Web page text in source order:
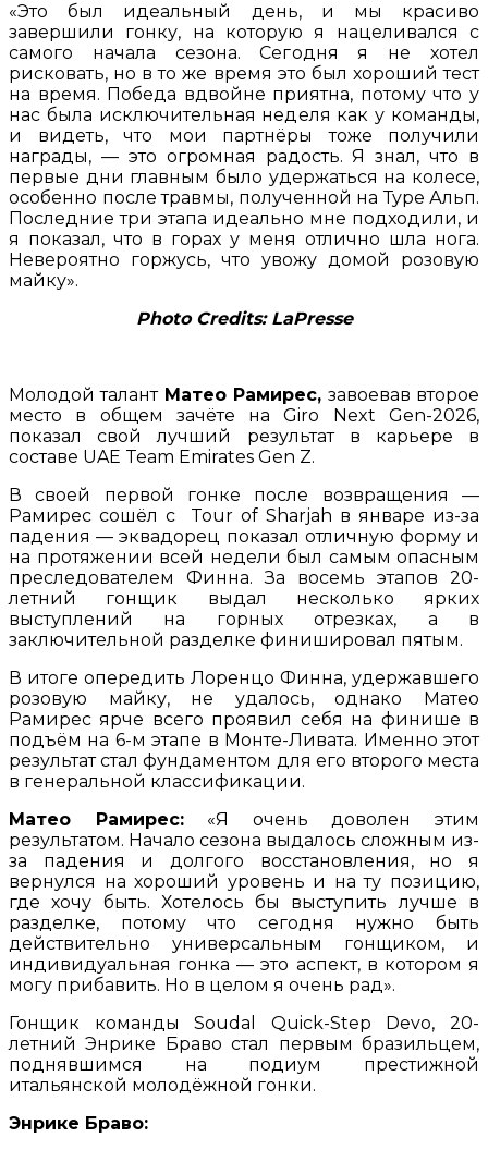
«Это был идеальный день, и мы красиво
завершили гонку, на которую я нацеливался с
самого начала сезона. Сегодня я не хотел
рисковать, но в то же время это был хороший тест
на время. Победа вдвойне приятна, потому что у
нас была исключительная неделя как у команды,
и видеть, что мои партнёры тоже получили
награды, — это огромная радость. Я знал, что в
первые дни главным было удержаться на колесе,
особенно после травмы, полученной на Туре Альп.
Последние три этапа идеально мне подходили, и
я показал, что в горах у меня отлично шла нога.
Невероятно горжусь, что увожу домой розовую
майку».
Photo Credits: LaPresse
Молодой талант Матео Рамирес, завоевав второе
место в общем зачёте на Giro Next Gen-2026,
показал свой лучший результат в карьере в
составе UAE Team Emirates Gen Z.
В своей первой гонке после возвращения —
Рамирес сошёл с Tour of Sharjah в январе из-за
падения — эквадорец показал отличную форму и
на протяжении всей недели был самым опасным
преследователем Финна. За восемь этапов 20-
летний гонщик выдал несколько ярких
выступлений на горных отрезках, а в
заключительной разделке финишировал пятым.
В итоге опередить Лоренцо Финна, удержавшего
розовую майку, не удалось, однако Матео
Рамирес ярче всего проявил себя на финише в
подъём на 6-м этапе в Монте-Ливата. Именно этот
результат стал фундаментом для его второго места
в генеральной классификации.
Матео Рамирес:«Я очень доволен этим
результатом. Начало сезона выдалось сложным из-
за падения и долгого восстановления, но я
вернулся на хороший уровень и на ту позицию,
где хочу быть. Хотелось бы выступить лучше в
разделке, потому что сегодня нужно быть
действительно универсальным гонщиком, и
индивидуальная гонка — это аспект, в котором я
могу прибавить. Но в целом я очень рад».
Гонщик команды Soudal Quick-Step Devo, 20-
летний Энрике Браво стал первым бразильцем,
поднявшимся на подиум престижной
итальянской молодёжной гонки.
Энрике Браво: